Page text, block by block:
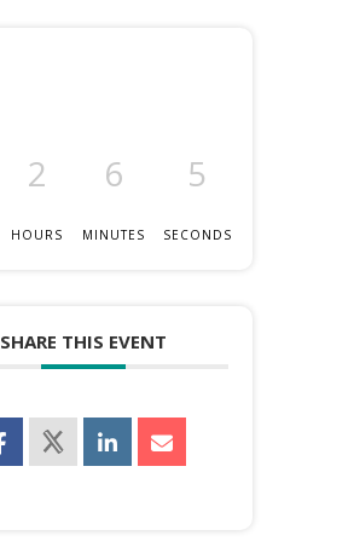
2
HOURS
6
MINUTES
5
SECONDS
SHARE THIS EVENT